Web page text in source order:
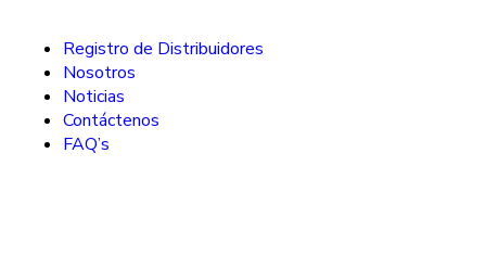
Registro de Distribuidores
Nosotros
Noticias
Contáctenos
FAQ’s